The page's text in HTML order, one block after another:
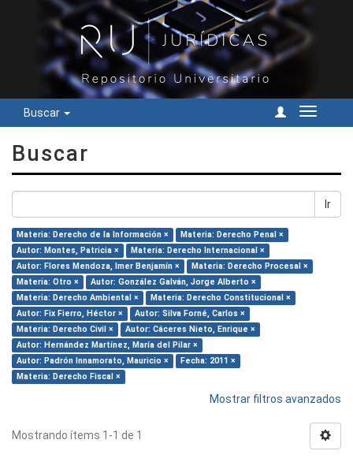
Buscar
Cambiar
Buscar
Ir
Materia: Derecho de la Información ×
Materia: Derecho Penal ×
Autor: Montes, Patricia ×
Materia: Derecho Internacional ×
Autor: Flores Mendoza, Imer Benjamín ×
Materia: Derecho Procesal ×
Materia: Otro ×
Autor: González Galván, Jorge Alberto ×
Materia: Derecho Ambiental ×
Materia: Derecho Constitucional ×
Autor: Fix Fierro, Héctor ×
Autor: Silva Forné, Carlos ×
Materia: Derecho Civil ×
Autor: Cáceres Nieto, Enrique ×
Autor: Hernández Martínez, María del Pilar ×
Autor: Padrón Innamorato, Mauricio ×
Fecha: 2011 ×
Materia: Derecho Fiscal ×
Mostrar filtros avanzados
Mostrando ítems 1-1 de 1